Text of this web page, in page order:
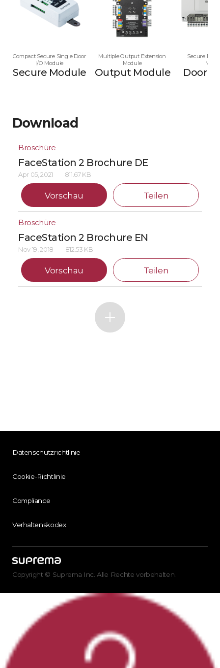
Compact Secure Single Door
I/O Module
Secure Module
Multiple Output Extension
Module
Output Module
Secure
Door
Download
Broschüre
FaceStation 2 Brochure DE
Apr 05, 2021 811.67 KB
Vorschau Teilen
Broschüre
FaceStation 2 Brochure EN
Nov 19, 2018 812.53 KB
Vorschau Teilen
Datenschutzrichtlinie
Cookie-Richtlinie
Compliance
Verhaltenskodex
Copyright © Suprema Inc. Alle Rechte vorbehalten.